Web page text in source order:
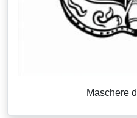
Maschere